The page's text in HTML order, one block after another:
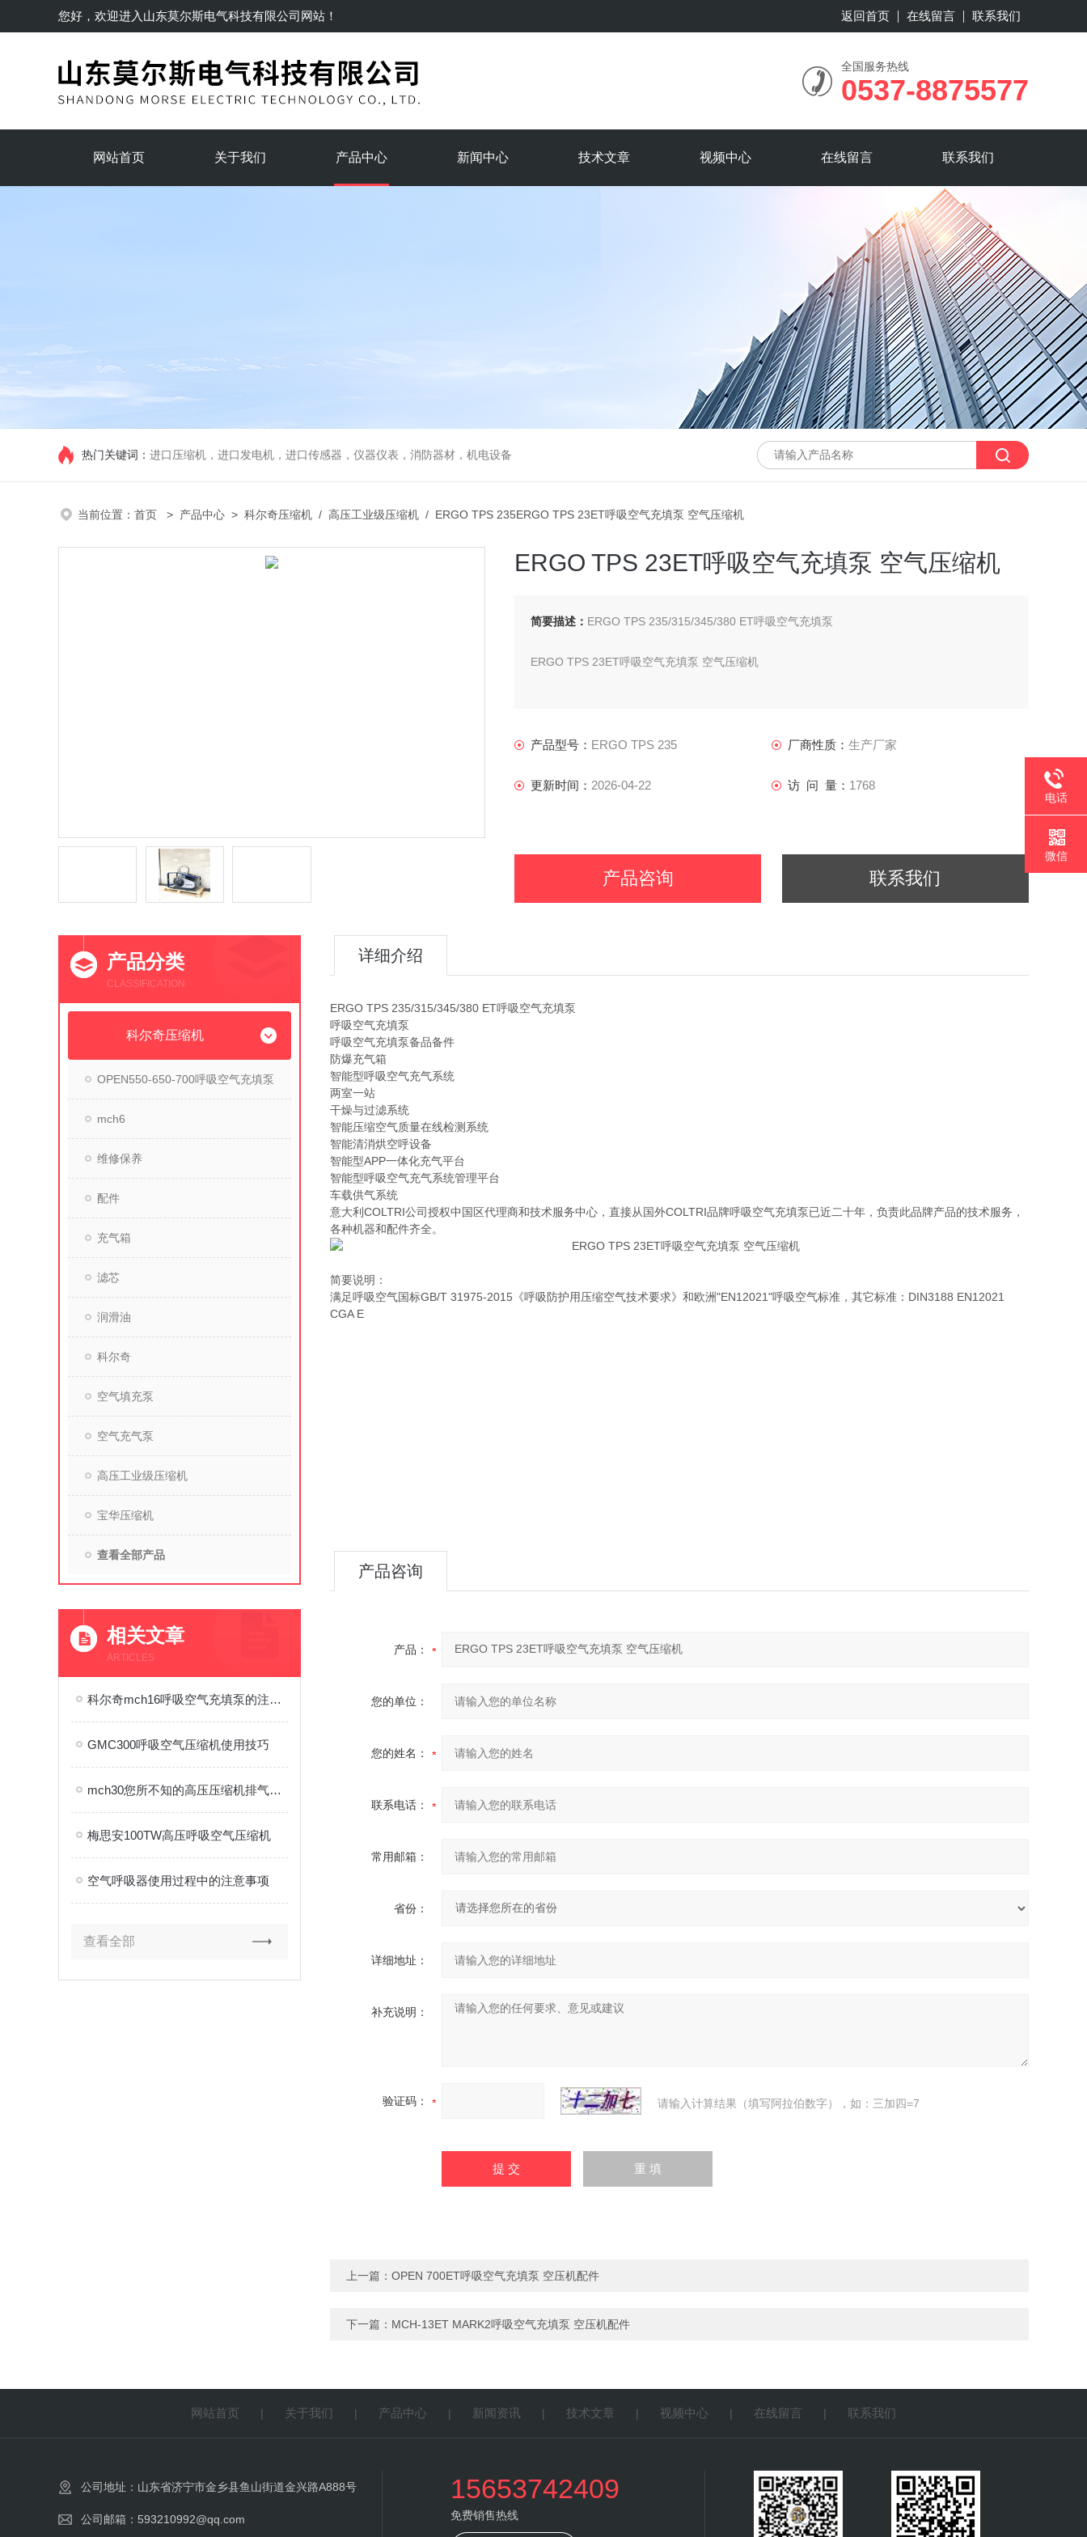
您好，欢迎进入 山东莫尔斯电气科技有限公司网站！ 返回首页 在线留言 联系我们
全国服务热线
0537-8875577
网站首页 关于我们 产品中心 新闻中心 技术文章 视频中心 在线留言 联系我们
热门关键词： 进口压缩机，进口发电机，进口传感器，仪器仪表，消防器材，机电设备
当前位置： 首页 > 产品中心 > 科尔奇压缩机 / 高压工业级压缩机 / ERGO TPS 235ERGO TPS 23ET呼吸空气充填泵 空气压缩机
ERGO TPS 23ET呼吸空气充填泵 空气压缩机
简要描述： ERGO TPS 235/315/345/380 ET呼吸空气充填泵
ERGO TPS 23ET呼吸空气充填泵 空气压缩机
防爆充气箱
智能型呼吸空气充气系统
产品型号： ERGO TPS 235 厂商性质： 生产厂家
更新时间： 2026-04-22 访 问 量： 1768
产品咨询 联系我们
产品分类
CLASSIFICATION
科尔奇压缩机
OPEN550-650-700呼吸空气充填泵
mch6
维修保养
配件
充气箱
滤芯
润滑油
科尔奇
空气填充泵
空气充气泵
高压工业级压缩机
宝华压缩机
查看全部产品
相关文章
ARTICLES
科尔奇mch16呼吸空气充填泵的注意细则
GMC300呼吸空气压缩机使用技巧
mch30您所不知的高压压缩机排气含油量超标的原因
梅思安100TW高压呼吸空气压缩机
空气呼吸器使用过程中的注意事项
查看全部
详细介绍
ERGO TPS 235/315/345/380 ET呼吸空气充填泵
呼吸空气充填泵
呼吸空气充填泵备品备件
防爆充气箱
智能型呼吸空气充气系统
两室一站
干燥与过滤系统
智能压缩空气质量在线检测系统
智能清消烘空呼设备
智能型APP一体化充气平台
智能型呼吸空气充气系统管理平台
车载供气系统
意大利COLTRI公司授权中国区代理商和技术服务中心，直接从国外COLTRI品牌呼吸空气充填泵已近二十年，负责此品牌产品的技术服务，
各种机器和配件齐全。
简要说明：
满足呼吸空气国标GB/T 31975-2015《呼吸防护用压缩空气技术要求》和欧洲"EN12021"呼吸空气标准，其它标准：DIN3188 EN12021
CGA E
产品咨询
产品：
您的单位：
您的姓名：
联系电话：
常用邮箱：
省份：
详细地址：
补充说明：
验证码： 请输入计算结果（填写阿拉伯数字），如：三加四=7
上一篇： OPEN 700ET呼吸空气充填泵 空压机配件
下一篇： MCH-13ET MARK2呼吸空气充填泵 空压机配件
网站首页 | 关于我们 | 产品中心 | 新闻资讯 | 技术文章 | 视频中心 | 在线留言 | 联系我们
公司地址：山东省济宁市金乡县鱼山街道金兴路A888号
公司邮箱：593210992@qq.com
15653742409
免费销售热线
电话
微信